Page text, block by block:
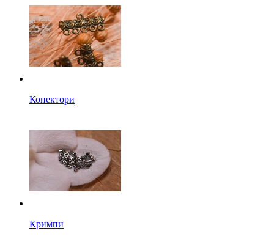
Конектори
Кримпи